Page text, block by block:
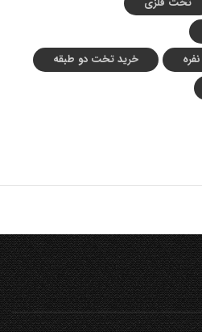
خرید تخت دو طبقه